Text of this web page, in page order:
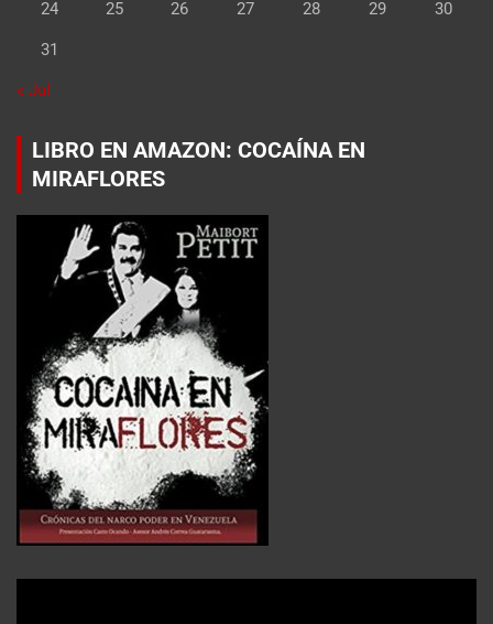
24 25 26 27 28 29 30
31
« Jul
LIBRO EN AMAZON: COCAÍNA EN
MIRAFLORES